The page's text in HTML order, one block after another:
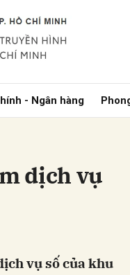
- Ngân hàng
dịch vụ
vụ số của khu